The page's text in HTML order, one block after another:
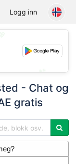
Logg inn
- Chat og
gratis